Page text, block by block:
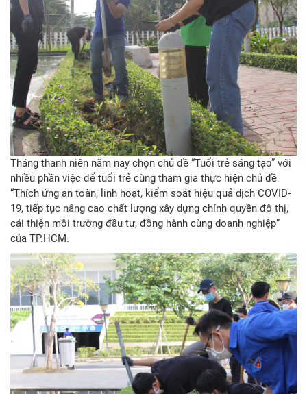
Tháng thanh niên năm nay chọn chủ đề “Tuổi trẻ sáng tạo” với
nhiều phần việc để tuổi trẻ cùng tham gia thực hiện chủ đề
“Thích ứng an toàn, linh hoạt, kiểm soát hiệu quả dịch COVID-
19, tiếp tục nâng cao chất lượng xây dựng chính quyền đô thị,
cải thiện môi trường đầu tư, đồng hành cùng doanh nghiệp”
của TP.HCM.